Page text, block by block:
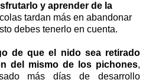
y aprender de la
tardan más en abandonar
debes tenerlo en cuenta.
de que el nido sea retirado
del mismo de los pichones,
más días de desarrollo